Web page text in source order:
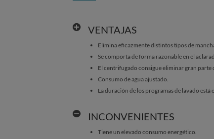
VENTAJAS
Elimina eficazmente distintos tipos de
Se comporta de forma razonable en el
El centrifugado consigue eliminar gran parte
Consumo de agua ajustado.
La duración de los programas de lavado está
INCONVENIENTES
Tiene un elevado consumo energético.